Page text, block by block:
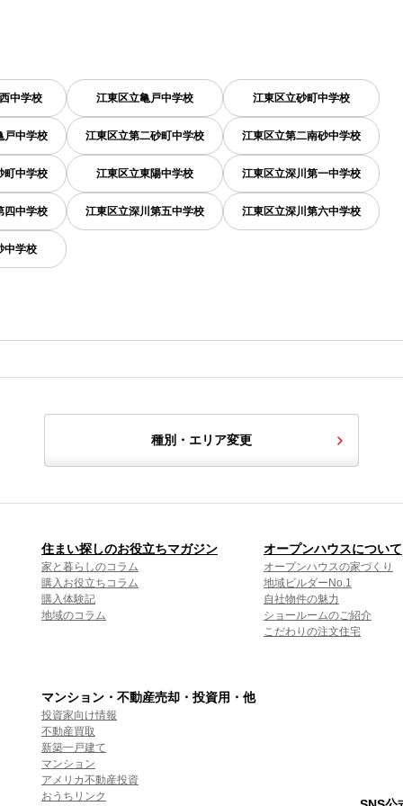
中学校 江東区立亀戸中学校 江東区立砂町中学校
戸中学校 江東区立第二砂町中学校 江東区立第二南砂中学校
町中学校 江東区立東陽中学校 江東区立深川第一中学校
四中学校 江東区立深川第五中学校 江東区立深川第六中学校
中学校
種別・エリア変更
住まい探しのお役立ちマガジン
家と暮らしのコラム
購入お役立ちコラム
購入体験記
地域のコラム
オープンハウスについて
オープンハウスの家づくり
地域ビルダーNo.1
自社物件の魅力
ショールームのご紹介
こだわりの注文住宅
マンション・不動産売却・投資用・他
投資家向け情報
不動産買取
新築一戸建て
マンション
アメリカ不動産投資
おうちリンク